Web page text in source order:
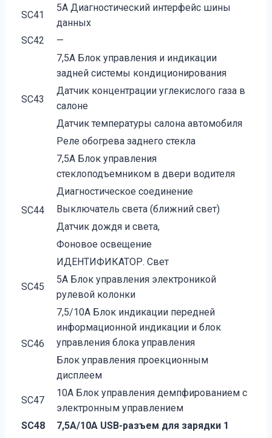
SC41
5А Диагностический интерфейс шины
данных
SC42
—
SC43
7,5А Блок управления и индикации
задней системы кондиционирования
Датчик концентрации углекислого газа в
салоне
Датчик температуры салона автомобиля
Реле обогрева заднего стекла
SC44
7,5А Блок управления
стеклоподъемником в двери водителя
Диагностическое соединение
Выключатель света (ближний свет)
Датчик дождя и света,
Фоновое освещение
ИДЕНТИФИКАТОР. Свет
SC45
5А Блок управления электроникой
рулевой колонки
SC46
7,5/10А Блок индикации передней
информационной индикации и блок
управления блока управления
Блок управления проекционным
дисплеем
SC47
10А Блок управления демпфированием с
электронным управлением
SC48
7,5А/10А USB-разъем для зарядки 1